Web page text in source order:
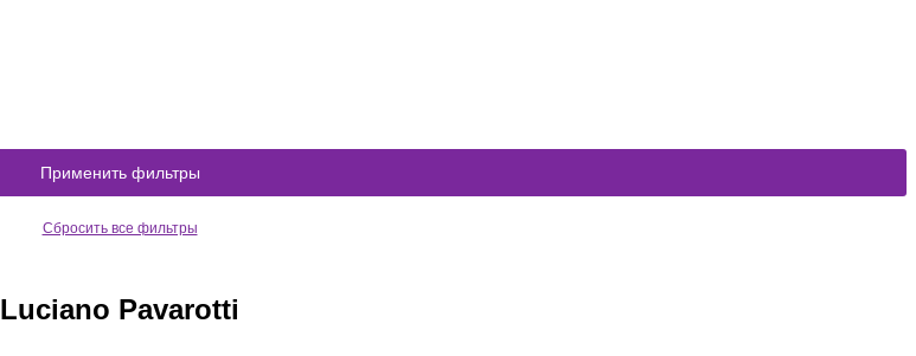
Применить фильтры
Сбросить все фильтры
Luciano Pavarotti